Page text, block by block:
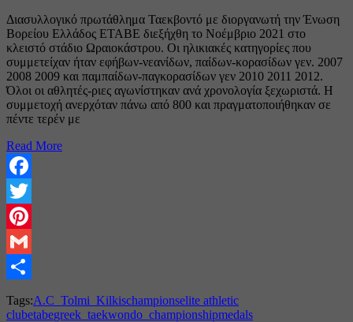
Διασυλλογικό πρωτάθλημα Ταεκβοντό με διοργανωτή την Ένωση
Βορείου Ελλάδος ΕΤΑΒΕ διεξήχθη το Νοέμβριο 2021 στο
κλειστό στάδιο Ωραιοκάστρoυ. Οι ηλικιακές κατηγορίες που
συμμετείχαν ήταν εφήβων-νεανίδων, παίδων-κορασίδων γεν. 2007
2008 2009 και παμπαίδων-παγκορασίδων γεν 2010 2011 2012.
Όλοι οι αθλητές-ριες αγωνίστηκαν ανά χρονολογία ξεχωριστά. Η
συμμετοχή ανερχόταν πάνω από 800 και πραγματοποιήθηκαν σε
πέντε τερέν με
Read More
Facebook
Twitter
Pinterest
Gmail
Tags:A.C_Tolmi_Kilkischampionselite athletic
clubetabegreek_taekwondo_championshipmedals